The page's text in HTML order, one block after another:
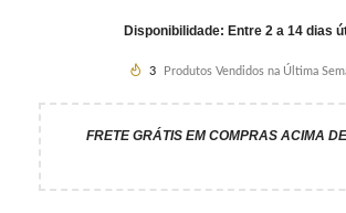
Disponibilidade: Entre 2 a 14 dias
3 Produtos Vendidos na Última
FRETE GRÁTIS EM COMPRAS ACIMA